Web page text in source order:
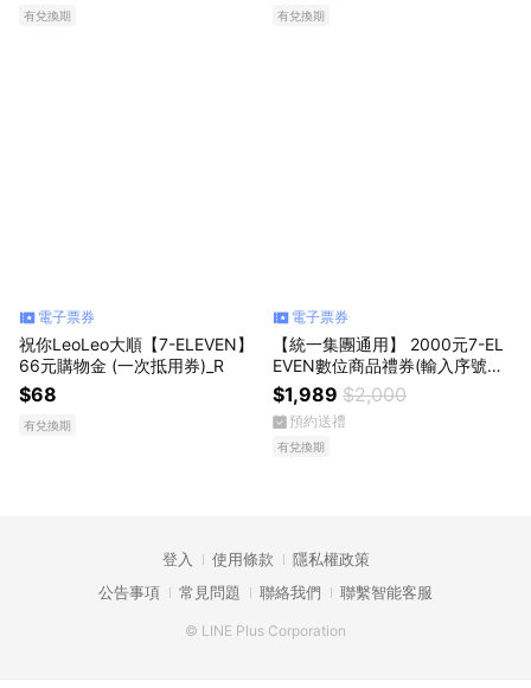
有兌換期 有兌換期
電子票券
祝你LeoLeo大順【7-ELEVEN】
66元購物金 (一次抵用券)_R
$68
有兌換期
電子票券
【統一集團通用】 2000元7-EL
EVEN數位商品禮券(輸入序號
後．可分次使用)
$1,989 $2,000
預約送禮
有兌換期
登入 使用條款
隱私權政策
公告事項
常見問題 聯絡我們 聯繫智能客服
© LINE Plus Corporation